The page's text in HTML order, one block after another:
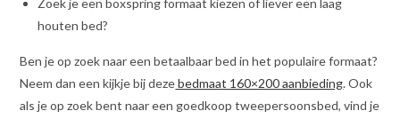
Zoek je een boxspring formaat kiezen of liever een laag
houten bed?
Ben je op zoek naar een betaalbaar bed in het populaire formaat?
Neem dan een kijkje bij dezebedmaat 160×200 aanbieding. Ook
als je op zoek bent naar een goedkoop tweepersoonsbed, vind je